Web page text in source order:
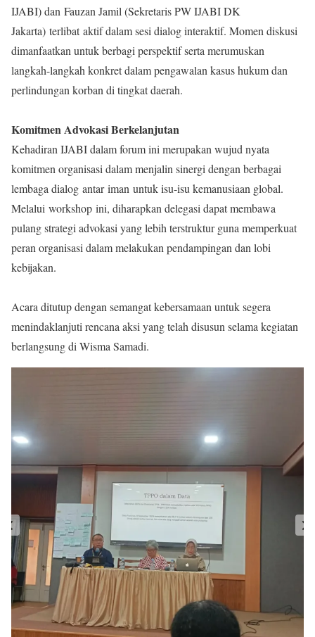
IJABI) dan Fauzan Jamil (Sekretaris PW IJABI DK
Jakarta) terlibat aktif dalam sesi dialog interaktif. Momen diskusi
dimanfaatkan untuk berbagi perspektif serta merumuskan
langkah-langkah konkret dalam pengawalan kasus hukum dan
perlindungan korban di tingkat daerah.
Komitmen Advokasi Berkelanjutan
Kehadiran IJABI dalam forum ini merupakan wujud nyata
komitmen organisasi dalam menjalin sinergi dengan berbagai
lembaga dialog antar iman untuk isu-isu kemanusiaan global.
Melalui workshop ini, diharapkan delegasi dapat membawa
pulang strategi advokasi yang lebih terstruktur guna memperkuat
peran organisasi dalam melakukan pendampingan dan lobi
kebijakan.
Acara ditutup dengan semangat kebersamaan untuk segera
menindaklanjuti rencana aksi yang telah disusun selama kegiatan
berlangsung di Wisma Samadi.